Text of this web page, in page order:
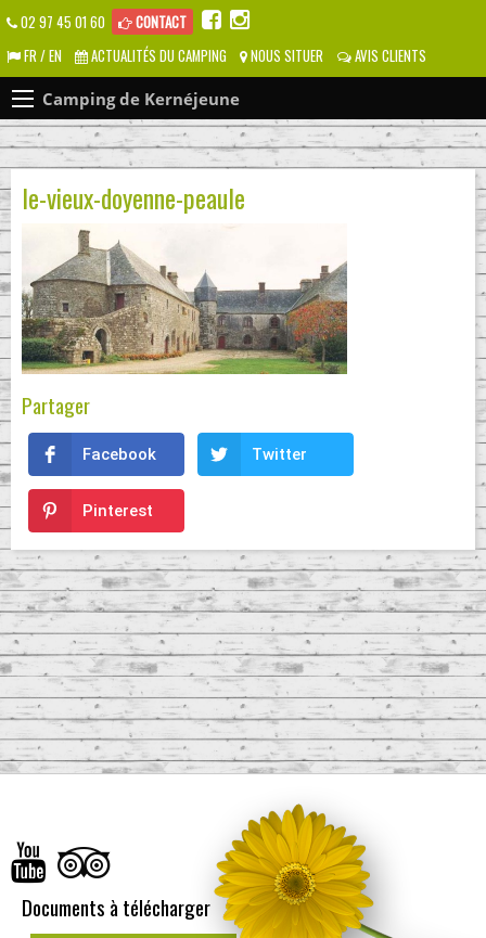
02 97 45 01 60
CONTACT
FR / EN
ACTUALITÉS DU CAMPING NOUS SITUER AVIS CLIENTS
Camping de Kernéjeune
le-vieux-doyenne-peaule
Partager
Facebook Twitter
Pinterest
Documents à télécharger